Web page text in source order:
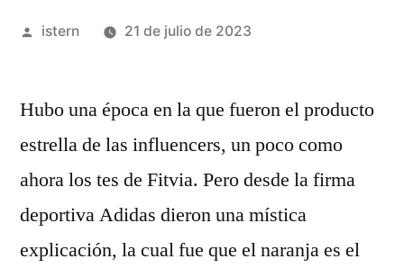
Publicado
istern 21 de julio de 2023
Hubo una época en la que fueron el producto
estrella de las influencers, un poco como
ahora los tes de Fitvia. Pero desde la firma
deportiva Adidas dieron una mística
explicación, la cual fue que el naranja es el